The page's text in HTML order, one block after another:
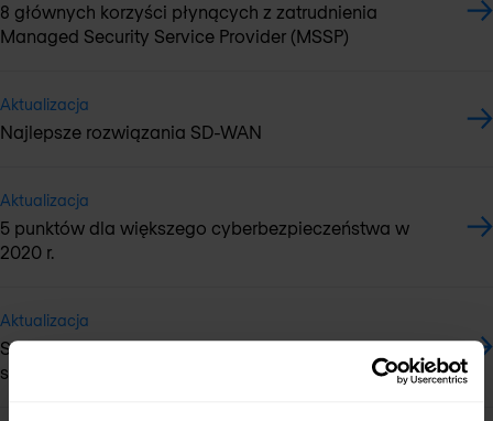
8 głównych korzyści płynących z zatrudnienia
Managed Security Service Provider (MSSP)
Aktualizacja
Najlepsze rozwiązania SD-WAN
Aktualizacja
5 punktów dla większego cyberbezpieczeństwa w
2020 r.
Aktualizacja
Szybka ekspansja międzynarodowa dzięki
specjalizacji